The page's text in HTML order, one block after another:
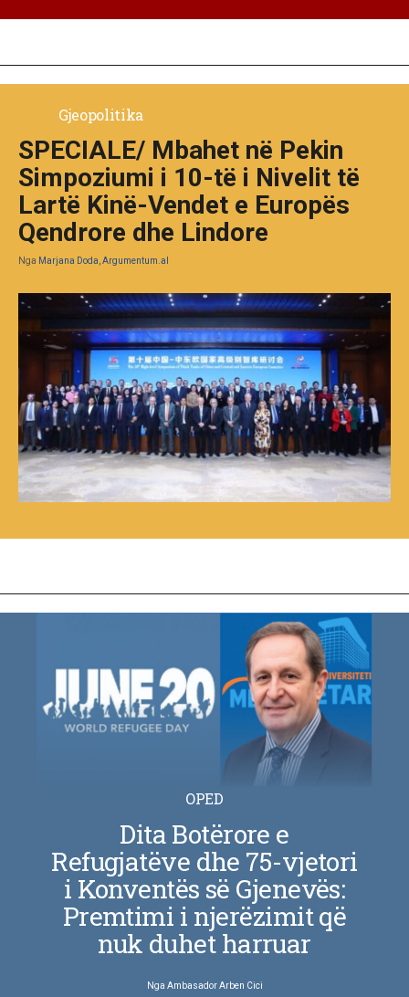
Gjeopolitika
SPECIALE/ Mbahet në Pekin
Simpoziumi i 10-të i Nivelit të
Lartë Kinë-Vendet e Europës
Qendrore dhe Lindore
Nga Marjana Doda, Argumentum.al
OPED
Dita Botërore e
Refugjatëve dhe 75-vjetori
i Konventës së Gjenevës:
Premtimi i njerëzimit që
nuk duhet harruar
Nga Ambasador Arben Cici